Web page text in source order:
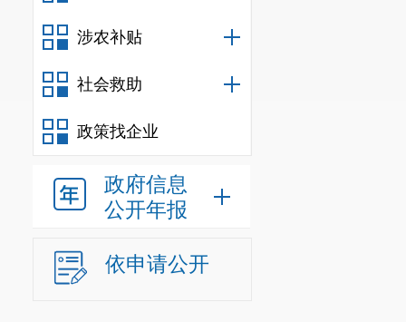
涉农补贴
社会救助
政策找企业
政府信息
公开年报
依申请公开